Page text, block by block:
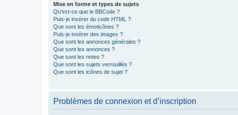
Mise en forme et types de sujets
Qu’est-ce que le BBCode ?
Puis-je insérer du code HTML ?
Que sont les émoticônes ?
Puis-je insérer des images ?
Que sont les annonces générales ?
Que sont les annonces ?
Que sont les notes ?
Que sont les sujets verrouillés ?
Que sont les icônes de sujet ?
Problèmes de connexion et d’inscription